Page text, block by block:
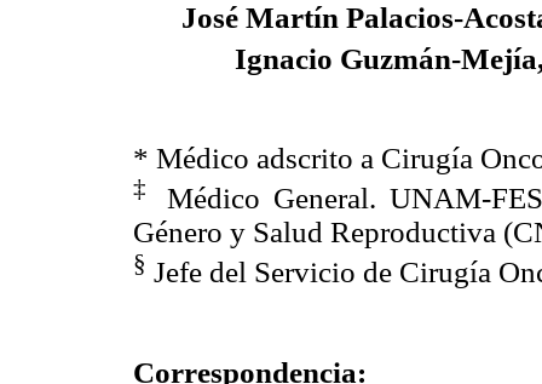
José Martín Palacios-
Ignacio Guzmán-
* Médico adscrito a Cirugía
‡
Médico General. UNAM-
Género y Salud Reproductiva
§ Jefe del Servicio de Cirugía
Correspondencia: